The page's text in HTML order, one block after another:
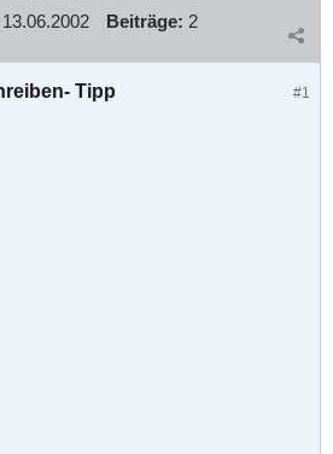
13.06.2002 Beiträge: 2
#1
Tipp